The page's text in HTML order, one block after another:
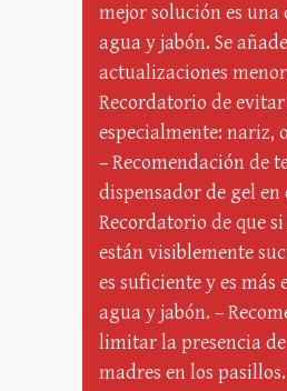
mejor solución es
agua y jabón. Se
actualizaciones
Recordatorio de
especialmente: nariz,
– Recomendación de
dispensador de gel en
Recordatorio de que
están visiblemente
es suficiente y es más
agua y jabón. –
limitar la presencia
madres en los pasillos.